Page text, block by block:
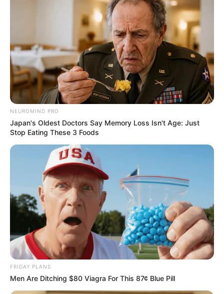
NEUROMIND PRO
Japan's Oldest Doctors Say Memory Loss Isn't Age: Just
Stop Eating These 3 Foods
FRIDAY PLANS
Men Are Ditching $80 Viagra For This 87¢ Blue Pill